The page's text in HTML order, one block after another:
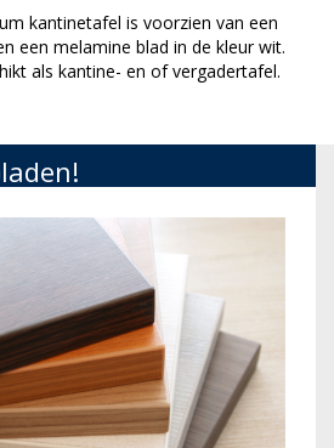
kantinetafel is voorzien van een
een melamine blad in de kleur wit.
als kantine- en of vergadertafel.